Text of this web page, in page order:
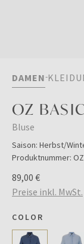
DAMEN
OZ
Bluse
Saison: Herbst/
Produktnummer:
89,00 €
Preise inkl. MwSt.
COLOR